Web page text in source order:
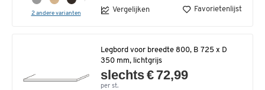
2 andere varianten Vergelijken Favorietenlijst
Legbord voor breedte 800, B 725 x D
350 mm, lichtgrijs
slechts € 72,99
per st.